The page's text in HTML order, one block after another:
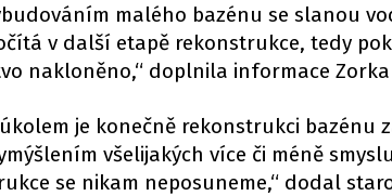
malého bazénu se slanou
v další etapě rekonstrukce, tedy
nakloněno,“ doplnila informace Zorka
je konečně rekonstrukci bazénu
všelijakých více či méně
se nikam neposuneme,“ dodal